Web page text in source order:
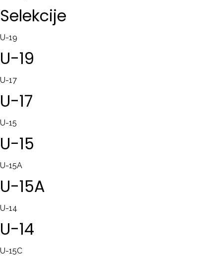
Selekcije
U-19
U-19
U-17
U-17
U-15
U-15
U-15A
U-15A
U-14
U-14
U-15C